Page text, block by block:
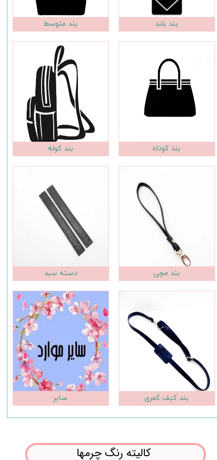
بند بلند بند متوسط
بند کوتاه بند کوله
بند مچی دسته سبد
بند کیف کمری سایر
کالیته رنگ چرمها